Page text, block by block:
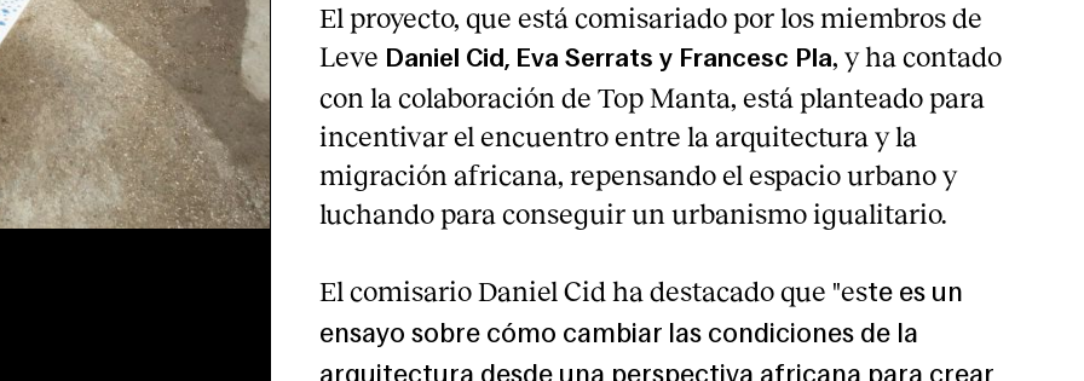
El proyecto, que está comisariado por los miembros de
Leve Daniel Cid, Eva Serrats y Francesc Pla, y ha contado
con la colaboración de Top Manta, está planteado para
incentivar el encuentro entre la arquitectura y la
migración africana, repensando el espacio urbano y
luchando para conseguir un urbanismo igualitario.
El comisario Daniel Cid ha destacado que "este es un
ensayo sobre cómo cambiar las condiciones de la
arquitectura desde una perspectiva africana para crear